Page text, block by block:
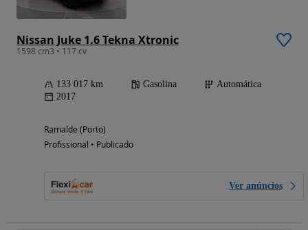
Nissan Juke 1.6 Tekna Xtronic
1598 cm3 • 117 cv
133 017 km Gasolina
Automática
2017
Ramalde (Porto)
Profissional • Publicado
Ver anúncios